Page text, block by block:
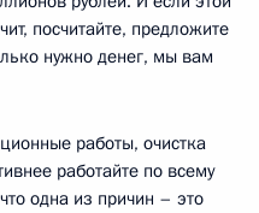
посчитайте, предложите
нужно денег, мы вам
работы, очистка
работайте по всему
одна из причин – это